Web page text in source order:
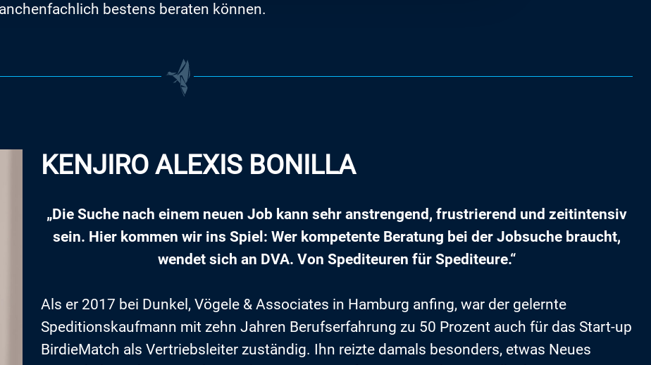
bestens beraten können.
KENJIRO ALEXIS BONILLA
„Die Suche nach einem neuen Job kann sehr anstrengend, frustrierend und zeitintensiv
sein. Hier kommen wir ins Spiel: Wer kompetente Beratung bei der Jobsuche braucht,
wendet sich an DVA. Von Spediteuren für Spediteure.“
Als er 2017 bei Dunkel, Vögele & Associates in Hamburg anfing, war der gelernte
Speditionskaufmann mit zehn Jahren Berufserfahrung zu 50 Prozent auch für das Start-up
BirdieMatch als Vertriebsleiter zuständig. Ihn reizte damals besonders, etwas Neues